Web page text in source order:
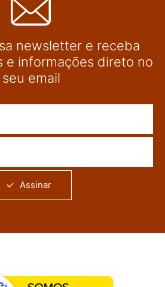
newsletter e receba
e informações direto no
seu email
Assinar